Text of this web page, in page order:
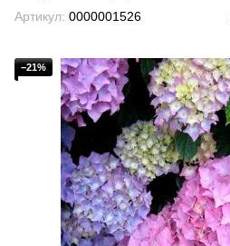
Артикул: 0000001526
−21%